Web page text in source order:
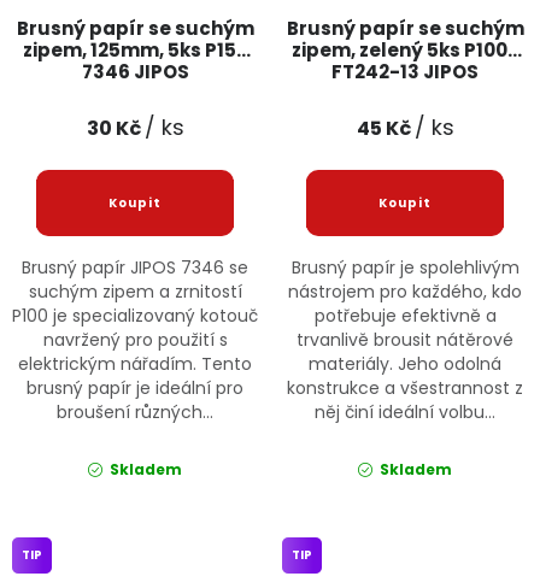
Brusný papír se suchým
zipem, 125mm, 5ks P150
7346 JIPOS
30 Kč/ ks
Brusný papír JIPOS 7346 se
suchým zipem a zrnitostí
P100 je specializovaný kotouč
navržený pro použití s
elektrickým nářadím. Tento
brusný papír je ideální pro
broušení různých...
Skladem
Brusný papír se suchým
zipem, zelený 5ks P1000
FT242-13 JIPOS
45 Kč/ ks
Brusný papír je spolehlivým
nástrojem pro každého, kdo
potřebuje efektivně a
trvanlivě brousit nátěrové
materiály. Jeho odolná
konstrukce a všestrannost z
něj činí ideální volbu...
Skladem
TIP TIP